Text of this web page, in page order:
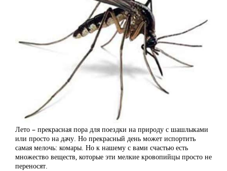
Лето – прекрасная пора для поездки на природу с шашлыками
или просто на дачу. Но прекрасный день может испортить
самая мелочь: комары. Но к нашему с вами счастью есть
множество веществ, которые эти мелкие кровопийцы просто не
переносят.